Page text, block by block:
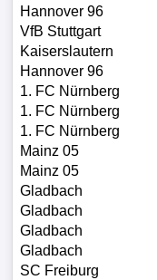
Hannover 96
VfB Stuttgart
Kaiserslautern
Hannover 96
1. FC Nürnberg
1. FC Nürnberg
1. FC Nürnberg
Mainz 05
Mainz 05
Gladbach
Gladbach
Gladbach
Gladbach
SC Freiburg